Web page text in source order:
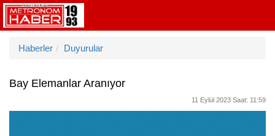
Haberler Duyurular
Bay Elemanlar Aranıyor
11 Eylül 2023 Saat: 11:59